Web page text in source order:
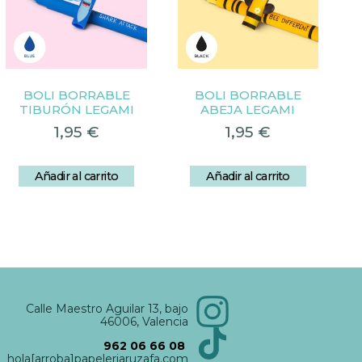
BOLI BORRABLE
TIBURÓN LEGAMI
1,95 €
Añadir al carrito
BOLI BORRABLE
ABEJA LEGAMI
1,95 €
Añadir al carrito
Calle Maestro Aguilar 13, bajo
46006, Valencia
962 06 66 08
hola[arroba]papeleriaruzafa.com